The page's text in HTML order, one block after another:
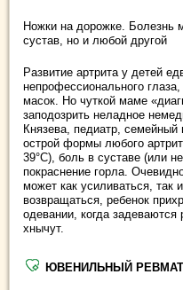
Ножки на дорожке. Болезнь
сустав, но и любой другой
Развитие артрита у детей
непрофессионального
масок. Но чуткой маме
заподозрить неладное
Князева, педиатр,
острой формы любого
39°С), боль в суставе (или
покраснение горла.
может как усиливаться, так
возвращаться, ребенок
одевании, когда задеваются
хнычут.
ЮВЕНИЛЬНЫЙ